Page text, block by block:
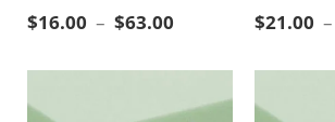
$16.00 – $63.00 Plage de prix :
$21.00 –